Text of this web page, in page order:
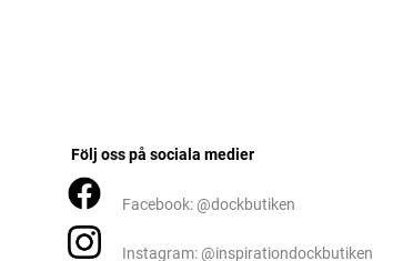
Följ oss på sociala medier
Facebook: @dockbutiken
Instagram: @inspirationdockbutiken